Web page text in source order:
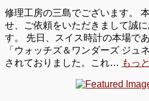
修理工房の三島でございます。
せ、ご依頼をいただきまして誠
す。 先日、スイス時計の本場で
「ウォッチズ＆ワンダーズ ジュ
されておりました。これ… もっ